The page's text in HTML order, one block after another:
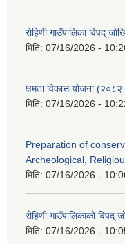
रोहिणी गाउँपालिका विपद्
मिति: 07/16/2026 -
क्षमता विकास योजना
मिति: 07/16/2026 -
Preparation of
Archeological,
मिति: 07/16/2026 -
रोहिणी गाउँपालिकाको
मिति: 07/16/2026 -